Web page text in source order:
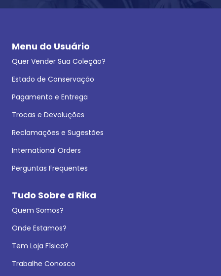
Menu do Usuário
Quer Vender Sua Coleção?
Estado de Conservação
Pagamento e Entrega
Trocas e Devoluções
Reclamações e Sugestões
International Orders
Perguntas Frequentes
Tudo Sobre a Rika
Quem Somos?
Onde Estamos?
Tem Loja Física?
Trabalhe Conosco